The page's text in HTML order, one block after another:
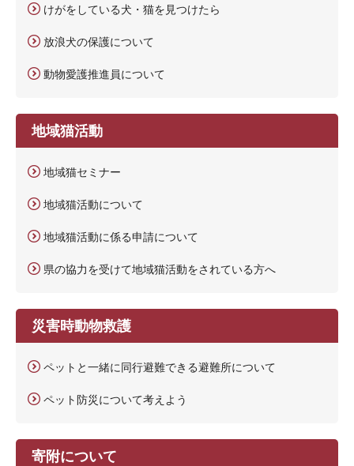
けがをしている犬・猫を見つけたら
放浪犬の保護について
動物愛護推進員について
地域猫活動
地域猫セミナー
地域猫活動について
地域猫活動に係る申請について
県の協力を受けて地域猫活動をされている方へ
災害時動物救護
ペットと一緒に同行避難できる避難所について
ペット防災について考えよう
寄附について